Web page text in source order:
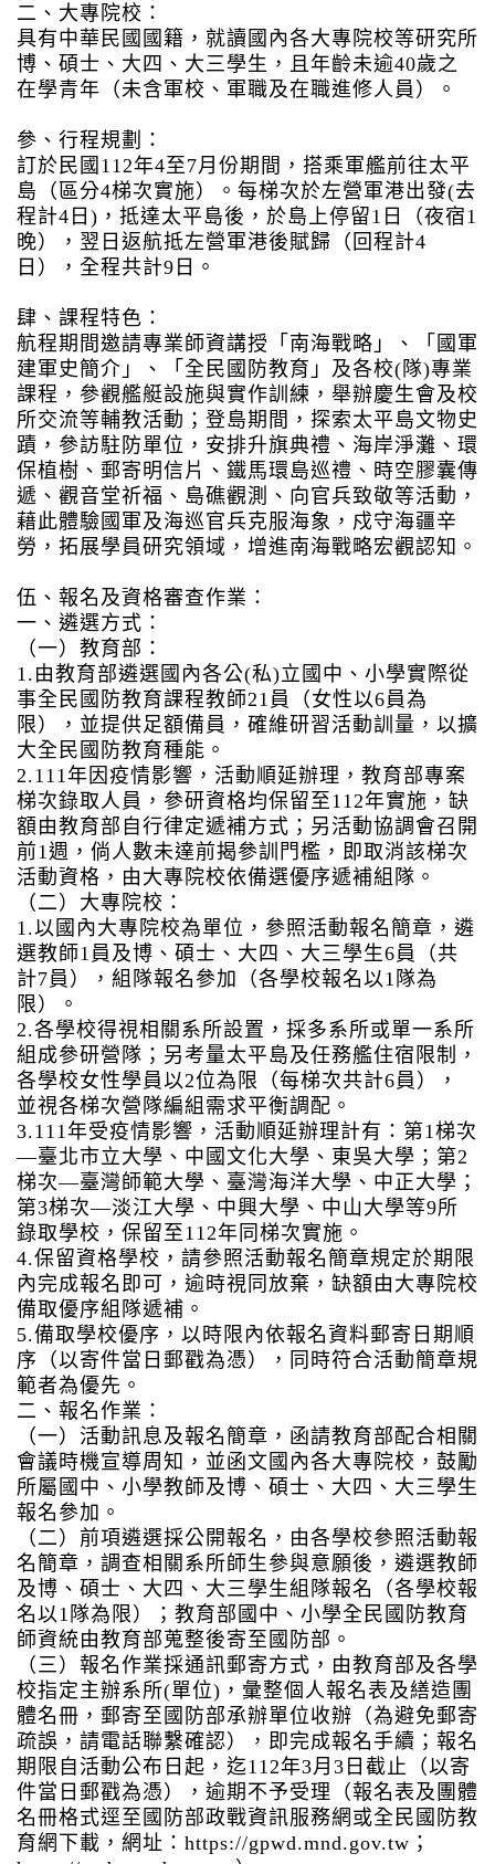
二、大專院校：
具有中華民國國籍，就讀國內各大專院校等研究所
博、碩士、大四、大三學生，且年齡未逾40歲之
在學青年（未含軍校、軍職及在職進修人員）。
參、行程規劃：
訂於民國112年4至7月份期間，搭乘軍艦前往太平
島（區分4梯次實施）。每梯次於左營軍港出發(去
程計4日)，抵達太平島後，於島上停留1日（夜宿1
晚），翌日返航抵左營軍港後賦歸（回程計4
日），全程共計9日。
肆、課程特色：
航程期間邀請專業師資講授「南海戰略」、「國軍
建軍史簡介」、「全民國防教育」及各校(隊)專業
課程，參觀艦艇設施與實作訓練，舉辦慶生會及校
所交流等輔教活動；登島期間，探索太平島文物史
蹟，參訪駐防單位，安排升旗典禮、海岸淨灘、環
保植樹、郵寄明信片、鐵馬環島巡禮、時空膠囊傳
遞、觀音堂祈福、島礁觀測、向官兵致敬等活動，
藉此體驗國軍及海巡官兵克服海象，戍守海疆辛
勞，拓展學員研究領域，增進南海戰略宏觀認知。
伍、報名及資格審查作業：
一、遴選方式：
（一）教育部：
1.由教育部遴選國內各公(私)立國中、小學實際從
事全民國防教育課程教師21員（女性以6員為
限），並提供足額備員，確維研習活動訓量，以擴
大全民國防教育種能。
2.111年因疫情影響，活動順延辦理，教育部專案
梯次錄取人員，參研資格均保留至112年實施，缺
額由教育部自行律定遞補方式；另活動協調會召開
前1週，倘人數未達前揭參訓門檻，即取消該梯次
活動資格，由大專院校依備選優序遞補組隊。
（二）大專院校：
1.以國內大專院校為單位，參照活動報名簡章，遴
選教師1員及博、碩士、大四、大三學生6員（共
計7員），組隊報名參加（各學校報名以1隊為
限）。
2.各學校得視相關系所設置，採多系所或單一系所
組成參研營隊；另考量太平島及任務艦住宿限制，
各學校女性學員以2位為限（每梯次共計6員），
並視各梯次營隊編組需求平衡調配。
3.111年受疫情影響，活動順延辦理計有：第1梯次
—臺北市立大學、中國文化大學、東吳大學；第2
梯次—臺灣師範大學、臺灣海洋大學、中正大學；
第3梯次—淡江大學、中興大學、中山大學等9所
錄取學校，保留至112年同梯次實施。
4.保留資格學校，請參照活動報名簡章規定於期限
內完成報名即可，逾時視同放棄，缺額由大專院校
備取優序組隊遞補。
5.備取學校優序，以時限內依報名資料郵寄日期順
序（以寄件當日郵戳為憑），同時符合活動簡章規
範者為優先。
二、報名作業：
（一）活動訊息及報名簡章，函請教育部配合相關
會議時機宣導周知，並函文國內各大專院校，鼓勵
所屬國中、小學教師及博、碩士、大四、大三學生
報名參加。
（二）前項遴選採公開報名，由各學校參照活動報
名簡章，調查相關系所師生參與意願後，遴選教師
及博、碩士、大四、大三學生組隊報名（各學校報
名以1隊為限）；教育部國中、小學全民國防教育
師資統由教育部蒐整後寄至國防部。
（三）報名作業採通訊郵寄方式，由教育部及各學
校指定主辦系所(單位)，彙整個人報名表及繕造團
體名冊，郵寄至國防部承辦單位收辦（為避免郵寄
疏誤，請電話聯繫確認），即完成報名手續；報名
期限自活動公布日起，迄112年3月3日截止（以寄
件當日郵戳為憑），逾期不予受理（報名表及團體
名冊格式逕至國防部政戰資訊服務網或全民國防教
育網下載，網址： https://gpwd.mnd.gov.tw ；